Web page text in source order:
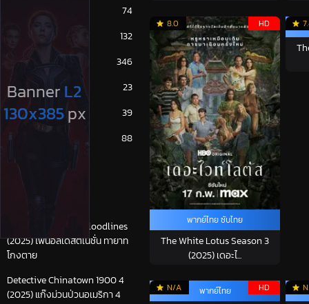
74
132
หนังฝรั่ง
346
หนังเกาหลี
23
หนังเอเชีย
39
หนังไทย
88
Final Destination Bloodlines
(2025) ไฟนอลเดสติเนชั่น ทายาท
โกงตาย
Detective Chinatown 1900 4
(2025) แก๊งม่วนป่วนอเมริกา 4
8.0 HD
พากย์ไทย ซับไทย
The White Lotus Season 3
(2025) เดอะไ...
N/A HD
พากย์ไทย